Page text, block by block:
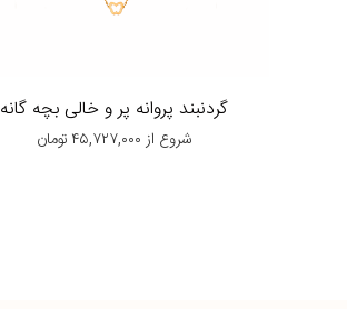
گردنبند پروانه پر و خالی بچه گانه
شروع از ۴۵,۷۲۷,۰۰۰ تومان